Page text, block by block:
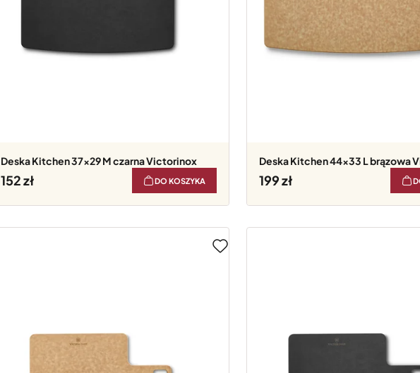
Deska Kitchen 37x29 M czarna Victorinox
152 DO KOSZYKA
Deska Kitchen 44x33 L brązowa
199